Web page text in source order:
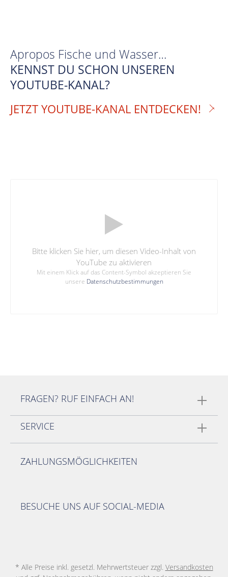
Apropos Fische und Wasser…
KENNST DU SCHON UNSEREN
YOUTUBE-KANAL?
JETZT YOUTUBE-KANAL ENTDECKEN!
Bitte klicken Sie hier, um diesen Video-Inhalt von
YouTube zu aktivieren
Mit einem Klick auf das Content-Symbol akzeptieren Sie
unsere Datenschutzbestimmungen
FRAGEN? RUF EINFACH AN!
SERVICE
ZAHLUNGSMÖGLICHKEITEN
BESUCHE UNS AUF SOCIAL-MEDIA
* Alle Preise inkl. gesetzl. Mehrwertsteuer zzgl. Versandkosten